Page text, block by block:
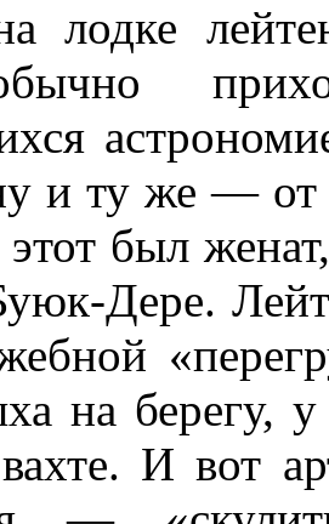
лодке
и ту же —
этот был
Дере.
на берегу,
И вот